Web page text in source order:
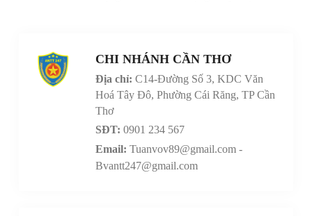
CHI NHÁNH CẦN THƠ
Địa chỉ: C14-Đường Số 3, KDC Văn
Hoá Tây Đô, Phường Cái Răng, TP Cần
Thơ
SĐT: 0901 234 567
Email: Tuanvov89@gmail.com -
Bvantt247@gmail.com